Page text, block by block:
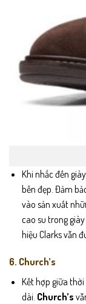
Khi nhắc đến
bền đẹp. Đảm
vào sản xuất
cao su trong
hiệu Clarks vẫn
6. Church’s
Kết hợp giữa
dài. Church’s